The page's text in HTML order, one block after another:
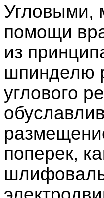
Угловыми,
помощи
из
шпинделю
углового
поперек,